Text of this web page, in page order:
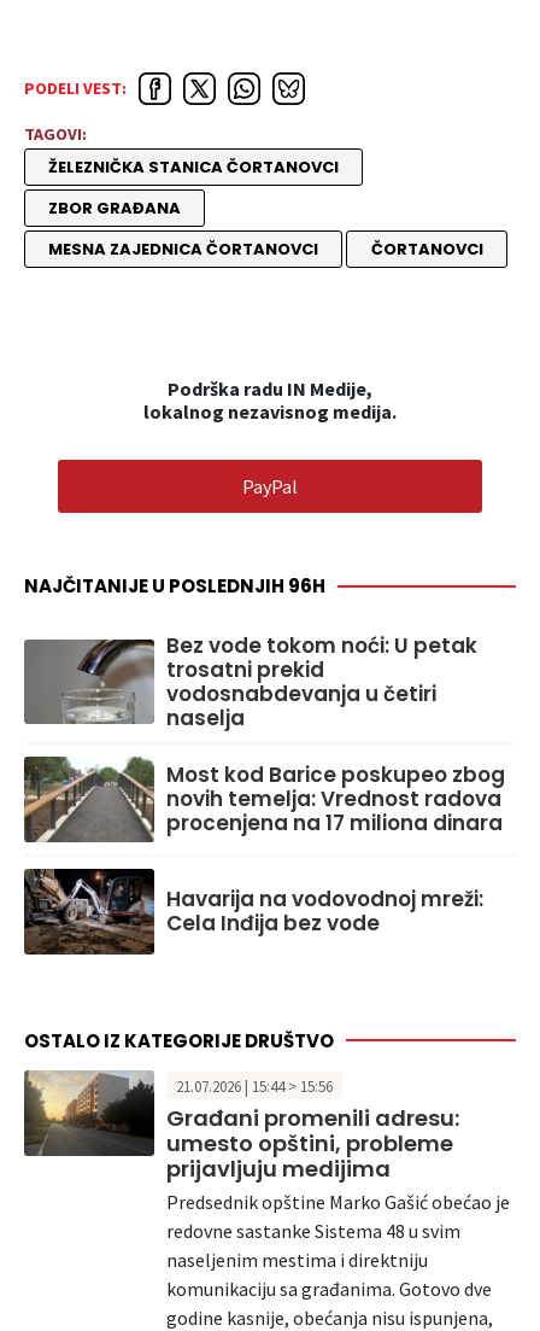
PODELI VEST:
TAGOVI:
ŽELEZNIČKA STANICA ČORTANOVCI
ZBOR GRAĐANA
MESNA ZAJEDNICA ČORTANOVCI
ČORTANOVCI
Podrška radu IN Medije,
lokalnog nezavisnog medija.
PayPal
NAJČITANIJE U POSLEDNJIH 96H
Bez vode tokom noći: U petak
trosatni prekid
vodosnabdevanja u četiri
naselja
Most kod Barice poskupeo zbog
novih temelja: Vrednost radova
procenjena na 17 miliona dinara
Havarija na vodovodnoj mreži:
Cela Inđija bez vode
OSTALO IZ KATEGORIJE DRUŠTVO
21.07.2026 | 15:44 > 15:56
Građani promenili adresu:
umesto opštini, probleme
prijavljuju medijima
Predsednik opštine Marko Gašić obećao je
redovne sastanke Sistema 48 u svim
naseljenim mestima i direktniju
komunikaciju sa građanima. Gotovo dve
godine kasnije, obećanja nisu ispunjena,